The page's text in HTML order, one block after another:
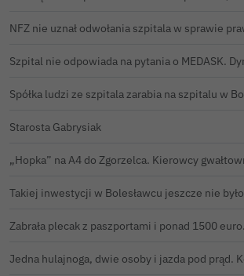
Starosta Gabrysiak
Takiej inwestycji w Bolesławcu jeszcze nie było